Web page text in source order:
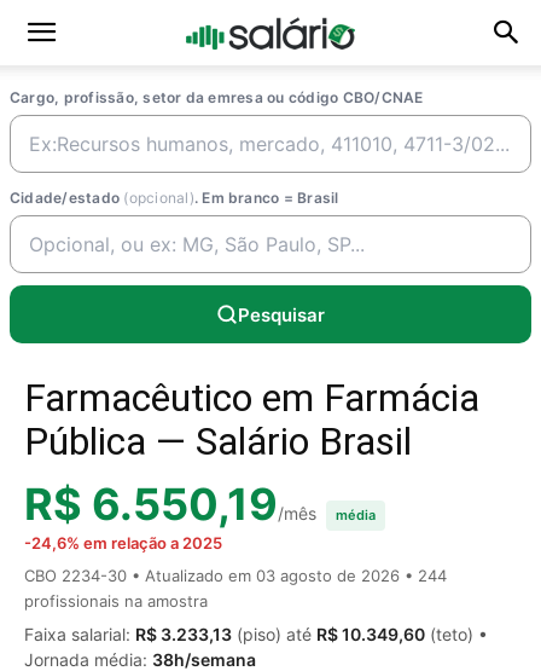
Cargo, profissão, setor da emresa ou código CBO/CNAE
Cidade/estado (opcional). Em branco = Brasil
Pesquisar
Farmacêutico em Farmácia
Pública — Salário Brasil
R$ 6.550,19/mês média
-24,6% em relação a 2025
CBO 2234-30 • Atualizado em 03 agosto de 2026 • 244
profissionais na amostra
Faixa salarial: R$ 3.233,13 (piso) até R$ 10.349,60 (teto) •
Jornada média: 38h/semana